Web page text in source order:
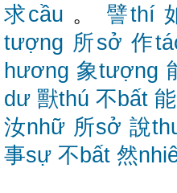
求cầu 。 譬thí
tượng 所sở 作
hương 象tượng
dư 獸thú 不bất
汝nhữ 所sở 說
事sự 不bất 然